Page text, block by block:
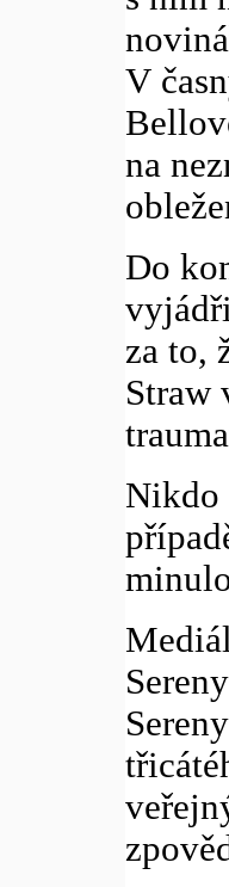
V
na
Do
za to,
Straw
Nikdo